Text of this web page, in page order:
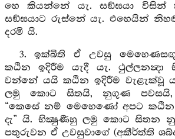
හෙ කියන්නේ යැ. සඞ්ඝයා විසින්
සඞ්ඝයාට රුස්නේ යැ. එහෙයින්
දරමි යි.
3. ඉක්බිති ඒ උවසු
කඨින ඉදිරීම යැදී යැ. ථුල්ලනන්‍දා
වන්නේ යයි කඨින ඉදිරීම වැළැක්වූ
ලමු කොට සිතයි, නුගුණ පවසයි,
“කෙසේ නම් මෙහෙණෝ අපට
දැ” යි. භික්‍ෂුණීහු ලමු කොට සිතන
පතුරුවන ඒ උවසුවාගේ (අකීර්ත්ති